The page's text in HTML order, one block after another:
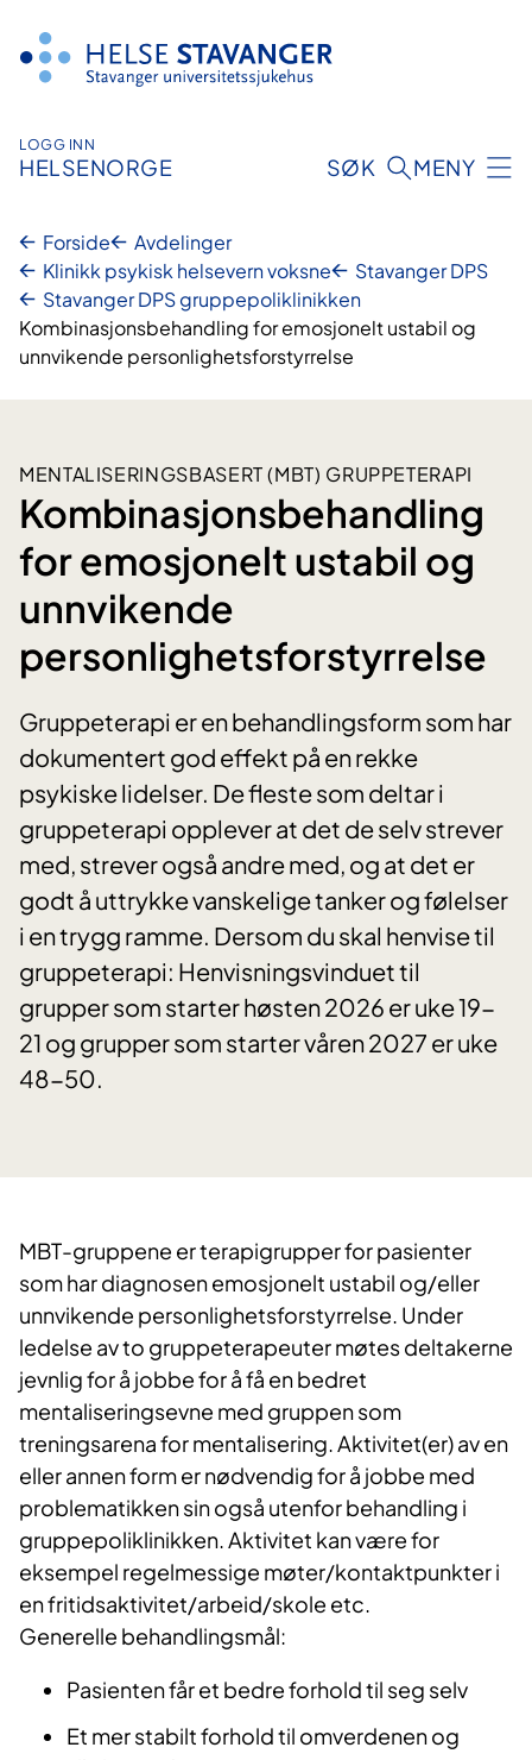
innhold
LOGG INN
HELSENORGE SØK MENY
Forside
Avdelinger
Klinikk psykisk helsevern voksne
Stavanger DPS
Stavanger DPS gruppepoliklinikken
Kombinasjonsbehandling for emosjonelt ustabil og
unnvikende personlighetsforstyrrelse
MENTALISERINGSBASERT (MBT) GRUPPETERAPI
Kombinasjonsbehandling
for emosjonelt ustabil og
unnvikende
personlighetsforstyrrelse
Gruppeterapi er en behandlingsform som har
dokumentert god effekt på en rekke
psykiske lidelser. De fleste som deltar i
gruppeterapi opplever at det de selv strever
med, strever også andre med, og at det er
godt å uttrykke vanskelige tanker og følelser
i en trygg ramme. Dersom du skal henvise til
gruppeterapi: Henvisningsvinduet til
grupper som starter høsten 2026 er uke 19-
21 og grupper som starter våren 2027 er uke
48-50.
MBT-gruppene er terapigrupper for pasienter
som har diagnosen emosjonelt ustabil og/eller
unnvikende personlighetsforstyrrelse. Under
ledelse av to gruppeterapeuter møtes deltakerne
jevnlig for å jobbe for å få en bedret
mentaliseringsevne med gruppen som
treningsarena for mentalisering. Aktivitet(er) av en
eller annen form er nødvendig for å jobbe med
problematikken sin også utenfor behandling i
gruppepoliklinikken. Aktivitet kan være for
eksempel regelmessige møter/kontaktpunkter i
en fritidsaktivitet/arbeid/skole etc.
Generelle behandlingsmål:
Pasienten får et bedre forhold til seg selv
Et mer stabilt forhold til omverdenen og